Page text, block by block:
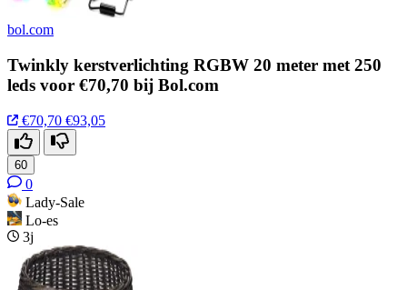
bol.com
Twinkly kerstverlichting RGBW 20 meter met 250
leds voor €70,70 bij Bol.com
€70,70 €93,05
60
0
Lady-Sale
Lo-es
3j